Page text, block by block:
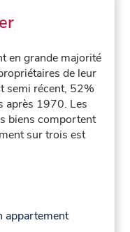
en grande majorité
de leur
semi récent, 52%
après 1970. Les
biens comportent
sur trois est
appartement